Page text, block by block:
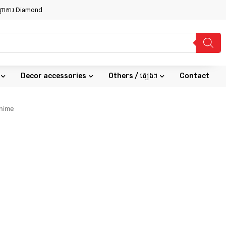
គារ Diamond
Decor accessories Others / ផ្សេងៗ Contact